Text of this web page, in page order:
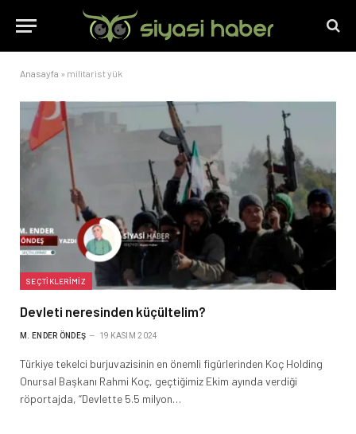
Anasayfa » militarist yük
SEÇTIKLERIMIZ
Devleti neresinden küçültelim?
M. ENDER ÖNDEŞ 19 KASIM 2024
Türkiye tekelci burjuvazisinin en önemli figürlerinden Koç Holding
Onursal Başkanı Rahmi Koç, geçtiğimiz Ekim ayında verdiği
röportajda, “Devlette 5.5 milyon…